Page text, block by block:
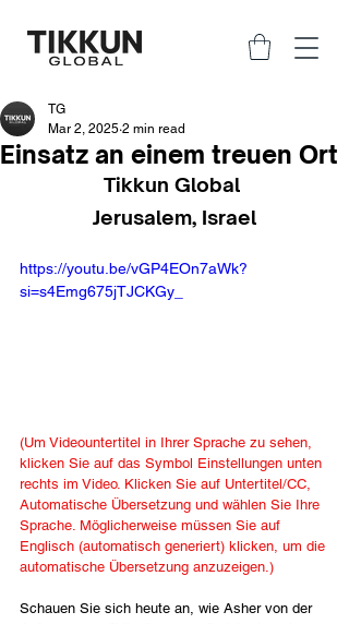
Einsatz an einem treuen Ort
TG
Mar 2, 2025 2 min read
Tikkun Global
Jerusalem, Israel
https://youtu.be/vGP4EOn7aWk?
si=s4Emg675jTJCKGy_
(Um Videountertitel in Ihrer Sprache zu sehen,
klicken Sie auf das Symbol Einstellungen unten
rechts im Video. Klicken Sie auf Untertitel/CC,
Automatische Übersetzung und wählen Sie Ihre
Sprache. Möglicherweise müssen Sie auf
Englisch (automatisch generiert) klicken, um die
automatische Übersetzung anzuzeigen.)
Schauen Sie sich heute an, wie Asher von der